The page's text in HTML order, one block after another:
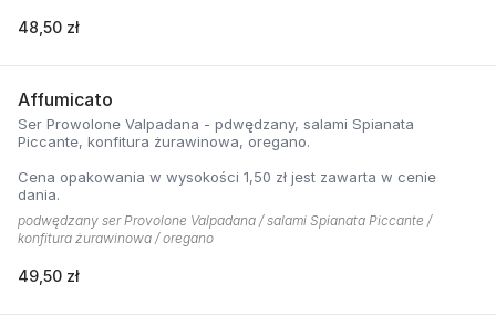
48,50 zł
Affumicato
Ser Prowolone Valpadana - pdwędzany, salami Spianata
Piccante, konfitura żurawinowa, oregano.
Cena opakowania w wysokości 1,50 zł jest zawarta w cenie
dania.
podwędzany ser Provolone Valpadana / salami Spianata Piccante /
konfitura żurawinowa / oregano
49,50 zł